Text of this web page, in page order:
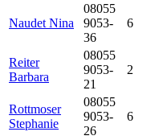
Naudet Nina
08055
9053-
36
6
Reiter
Barbara
08055
9053-
21
2
Rottmoser
Stephanie
08055
9053-
26
6